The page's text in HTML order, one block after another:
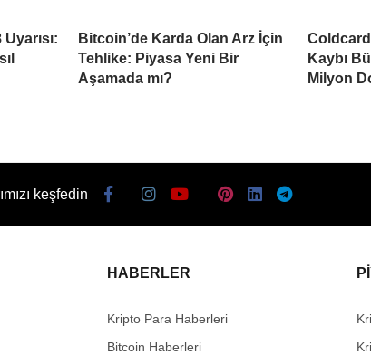
Bitcoin’de Karda Olan Arz İçin
Tehlike: Piyasa Yeni Bir
Aşamada mı?
Coldcard
Kaybı
Milyon
keşfedin
HABERLER
Kripto Para Haberleri
Bitcoin Haberleri